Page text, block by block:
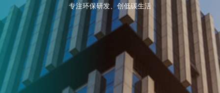
专注环保研发、创低碳生活